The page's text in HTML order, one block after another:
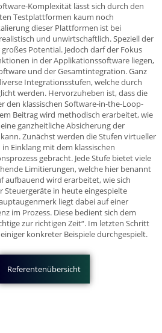
Komplexität lässt sich durch den
Testplattformen kaum noch
dieser Plattformen ist bei
und unwirtschaftlich. Speziell der
Potential. Jedoch darf der Fokus
in der Applikationssoftware liegen,
und der Gesamtintegration. Ganz
Integrationsstufen, welche durch
werden. Hervorzuheben ist, dass die
den klassischen Software-in-the-Loop-
Beitrag wird methodisch erarbeitet, wie
ganzheitliche Absicherung der
Zunächst werden die Stufen virtueller
Einklang mit dem klassischen
gebracht. Jede Stufe bietet viele
Limitierungen, welche hier benannt
aufbauend wird erarbeitet, wie sich
in heute eingespielte
liegt dabei auf einer
im Prozess. Diese bedient sich dem
zur richtigen Zeit“. Im letzten Schritt
konkreter Beispiele durchgespielt.
Referentenübersicht